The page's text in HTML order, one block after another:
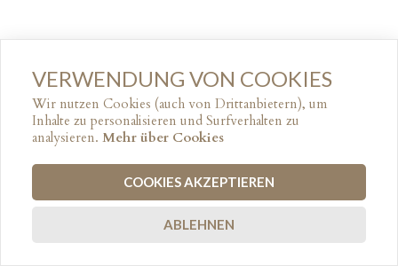
VERWENDUNG VON COOKIES
Wir nutzen Cookies (auch von Drittanbietern), um
Inhalte zu personalisieren und Surfverhalten zu
analysieren. Mehr über Cookies
COOKIES AKZEPTIEREN
ABLEHNEN